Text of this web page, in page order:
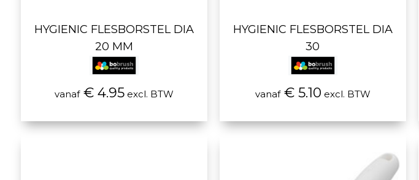
HYGIENIC FLESBORSTEL DIA
20 MM
vanaf€ 4.95excl. BTW
HYGIENIC FLESBORSTEL DIA
30
vanaf€ 5.10 excl. BTW